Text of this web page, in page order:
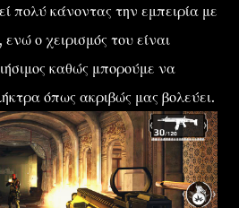
πολύ κάνοντας την εμπειρία με
ο χειρισμός του είναι
καθώς μπορούμε να
όπως ακριβώς μας βολεύει.